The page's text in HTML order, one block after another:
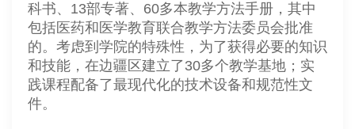
科书、13部专著、60多本教学方法手册，其中
包括医药和医学教育联合教学方法委员会批准
的。考虑到学院的特殊性，为了获得必要的知识
和技能，在边疆区建立了30多个教学基地；实
践课程配备了最现代化的技术设备和规范性文
件。